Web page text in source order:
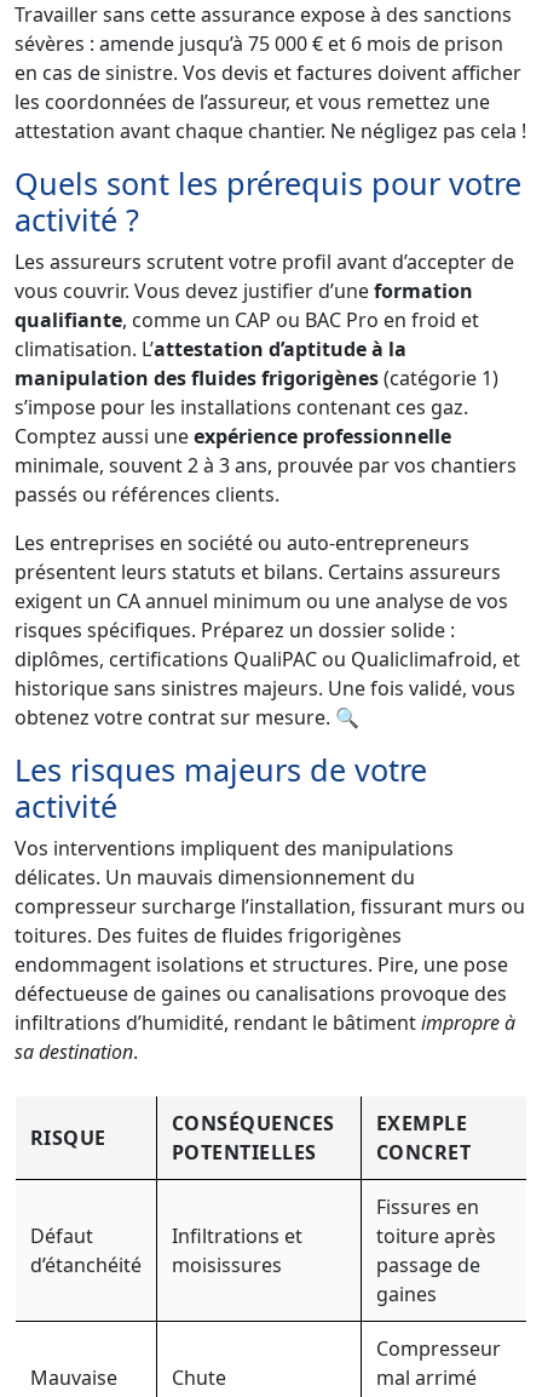
Travailler sans cette assurance expose à des sanctions
sévères : amende jusqu’à 75 000 € et 6 mois de prison
en cas de sinistre. Vos devis et factures doivent afficher
les coordonnées de l’assureur, et vous remettez une
attestation avant chaque chantier. Ne négligez pas cela !
Quels sont les prérequis pour votre
activité ?
Les assureurs scrutent votre profil avant d’accepter de
vous couvrir. Vous devez justifier d’uneformation
qualifiante, comme un CAP ou BAC Pro en froid et
climatisation. L’attestation d’aptitude à la
manipulation des fluides frigorigènes(catégorie 1)
s’impose pour les installations contenant ces gaz.
Comptez aussi uneexpérience professionnelle
minimale, souvent 2 à 3 ans, prouvée par vos chantiers
passés ou références clients.
Les entreprises en société ou auto-entrepreneurs
présentent leurs statuts et bilans. Certains assureurs
exigent un CA annuel minimum ou une analyse de vos
risques spécifiques. Préparez un dossier solide :
diplômes, certifications QualiPAC ou Qualiclimafroid, et
historique sans sinistres majeurs. Une fois validé, vous
obtenez votre contrat sur mesure. 🔍
Les risques majeurs de votre
activité
Vos interventions impliquent des manipulations
délicates. Un mauvais dimensionnement du
compresseur surcharge l’installation, fissurant murs ou
toitures. Des fuites de fluides frigorigènes
endommagent isolations et structures. Pire, une pose
défectueuse de gaines ou canalisations provoque des
infiltrations d’humidité, rendant le bâtimentimpropre à
sa destination.
RISQUE
CONSÉQUENCES
POTENTIELLES
EXEMPLE
CONCRET
Défaut
d’étanchéité
Infiltrations et
moisissures
Fissures en
toiture après
passage de
gaines
Mauvaise
Chute
Compresseur
mal arrimé